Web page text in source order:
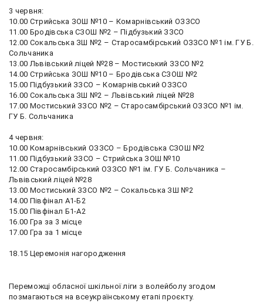
3 червня:
10.00 Стрийська ЗОШ №10 – Комарнівський ОЗЗСО
11.00 Бродівська СЗОШ №2 – Підбузький ЗЗСО
12.00 Сокальська ЗШ №2 – Старосамбірський ОЗЗСО №1 ім. ГУ Б.
Сольчаника
13.00 Львівський ліцей №28 – Мостиський ЗЗСО №2
14.00 Стрийська ЗОШ №10 – Бродівська СЗОШ №2
15.00 Підбузький ЗЗСО – Комарнівський ОЗЗСО
16.00 Сокальська ЗШ №2 – Львівський ліцей №28
17.00 Мостиський ЗЗСО №2 – Старосамбірський ОЗЗСО №1 ім.
ГУ Б. Сольчаника
4 червня:
10.00 Комарнівський ОЗЗСО – Бродівська СЗОШ №2
11.00 Підбузький ЗЗСО – Стрийська ЗОШ №10
12.00 Старосамбірський ОЗЗСО №1 ім. ГУ Б. Сольчаника –
Львівський ліцей №28
13.00 Мостиський ЗЗСО №2 – Сокальська ЗШ №2
14.00 Півфінал А1-Б2
15.00 Півфінал Б1-А2
16.00 Гра за 3 місце
17.00 Гра за 1 місце
18.15 Церемонія нагородження
Переможці обласної шкільної ліги з волейболу згодом
позмагаються на всеукраїнському етапі проєкту.